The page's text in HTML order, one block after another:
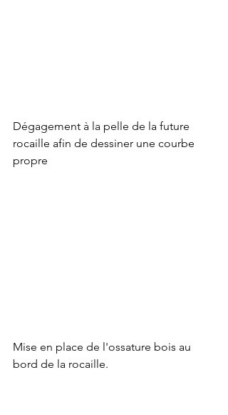
Dégagement à la pelle de la future
rocaille afin de dessiner une courbe
propre
Mise en place de l'ossature bois au
bord de la rocaille.